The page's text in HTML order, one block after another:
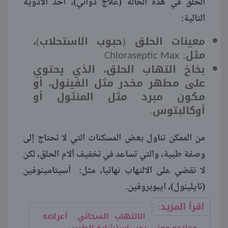
التالية:
معينات الحلق (حبوب الاستحلاب)،
مثل: Chloraseptic Max
بخاخ التهاب الحلق، الذي يحتوي
على مطهر مخدر مثل الفينول، أو
مكون مبرد مثل المنثول أو
أوكالبتوس.
من الممكن تناول بعض المسكنات التي لا تحتاج إلى
وصفة طبية، والتي تساعد في تخفيف آلام الحلق، لكن
لا تقضي على الالتهاب نهائيا، مثل: أسيتامينوفين
(تايلينول)، ايبوبروفين.
اقرأ المزيد:
الالتهاب السحائي.. أعراضه